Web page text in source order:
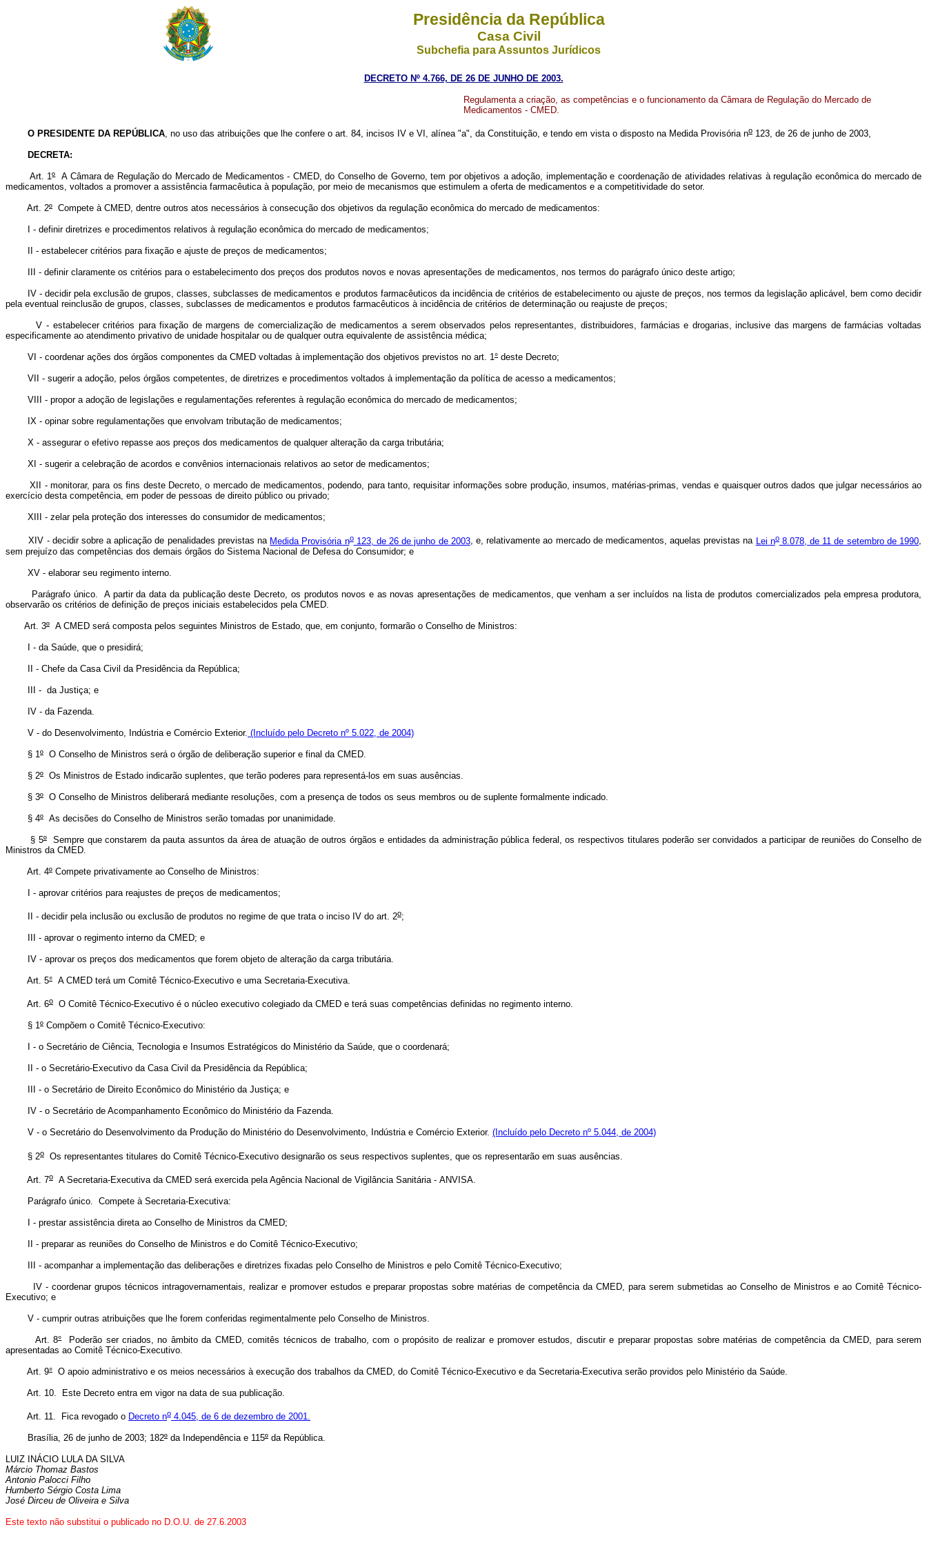
Presidência da República
Casa Civil
Subchefia para Assuntos Jurídicos
DECRETO Nº 4.766, DE 26 DE JUNHO DE 2003.
Regulamenta a criação, as competências e o funcionamento da Câmara de Regulação do Mercado de
Medicamentos - CMED.
O PRESIDENTE DA REPÚBLICA, no uso das atribuições que lhe confere o art. 84, incisos IV e VI, alínea "a", da Constituição, e tendo em vista o disposto na Medida Provisória no 123, de 26 de junho de 2003,
DECRETA:
Art. 1ºA Câmara de Regulação do Mercado de Medicamentos - CMED, do Conselho de Governo, tem por objetivos a adoção, implementação e coordenação de atividades relativas à regulação econômica do mercado de
medicamentos, voltados a promover a assistência farmacêutica à população, por meio de mecanismos que estimulem a oferta de medicamentos e a competitividade do setor.
Art. 2º Compete à CMED, dentre outros atos necessários à consecução dos objetivos da regulação econômica do mercado de medicamentos:
I - definir diretrizes e procedimentos relativos à regulação econômica do mercado de medicamentos;
II - estabelecer critérios para fixação e ajuste de preços de medicamentos;
III - definir claramente os critérios para o estabelecimento dos preços dos produtos novos e novas apresentações de medicamentos, nos termos do parágrafo único deste artigo;
IV - decidir pela exclusão de grupos, classes, subclasses de medicamentos e produtos farmacêuticos da incidência de critérios de estabelecimento ou ajuste de preços, nos termos da legislação aplicável, bem como decidir
pela eventual reinclusão de grupos, classes, subclasses de medicamentos e produtos farmacêuticos à incidência de critérios de determinação ou reajuste de preços;
V - estabelecer critérios para fixação de margens de comercialização de medicamentos a serem observados pelos representantes, distribuidores, farmácias e drogarias, inclusive das margens de farmácias voltadas
especificamente ao atendimento privativo de unidade hospitalar ou de qualquer outra equivalente de assistência médica;
VI - coordenar ações dos órgãos componentes da CMED voltadas à implementação dos objetivos previstos no art. 1° deste Decreto;
VII - sugerir a adoção, pelos órgãos competentes, de diretrizes e procedimentos voltados à implementação da política de acesso a medicamentos;
VIII - propor a adoção de legislações e regulamentações referentes à regulação econômica do mercado de medicamentos;
IX - opinar sobre regulamentações que envolvam tributação de medicamentos;
X - assegurar o efetivo repasse aos preços dos medicamentos de qualquer alteração da carga tributária;
XI - sugerir a celebração de acordos e convênios internacionais relativos ao setor de medicamentos;
XII - monitorar, para os fins deste Decreto, o mercado de medicamentos, podendo, para tanto, requisitar informações sobre produção, insumos, matérias-primas, vendas e quaisquer outros dados que julgar necessários ao
exercício desta competência, em poder de pessoas de direito público ou privado;
XIII - zelar pela proteção dos interesses do consumidor de medicamentos;
XIV - decidir sobre a aplicação de penalidades previstas na Medida Provisória no123, de 26 de junho de 2003, e, relativamente ao mercado de medicamentos, aquelas previstas na Lei no8.078, de 11 de setembro de 1990,
sem prejuízo das competências dos demais órgãos do Sistema Nacional de Defesa do Consumidor; e
XV - elaborar seu regimento interno.
Parágrafo único. A partir da data da publicação deste Decreto, os produtos novos e as novas apresentações de medicamentos, que venham a ser incluídos na lista de produtos comercializados pela empresa produtora,
observarão os critérios de definição de preços iniciais estabelecidos pela CMED.
Art. 3º A CMED será composta pelos seguintes Ministros de Estado, que, em conjunto, formarão o Conselho de Ministros:
I - da Saúde, que o presidirá;
II - Chefe da Casa Civil da Presidência da República;
III - da Justiça; e
IV - da Fazenda.
V - do Desenvolvimento, Indústria e Comércio Exterior. (Incluído pelo Decreto nº 5.022, de 2004)
§ 1º O Conselho de Ministros será o órgão de deliberação superior e final da CMED.
§ 2º Os Ministros de Estado indicarão suplentes, que terão poderes para representá-los em suas ausências.
§ 3º O Conselho de Ministros deliberará mediante resoluções, com a presença de todos os seus membros ou de suplente formalmente indicado.
§ 4º As decisões do Conselho de Ministros serão tomadas por unanimidade.
§ 5ºSempre que constarem da pauta assuntos da área de atuação de outros órgãos e entidades da administração pública federal, os respectivos titulares poderão ser convidados a participar de reuniões do Conselho de
Ministros da CMED.
Art. 4º Compete privativamente ao Conselho de Ministros:
I - aprovar critérios para reajustes de preços de medicamentos;
II - decidir pela inclusão ou exclusão de produtos no regime de que trata o inciso IV do art. 2o;
III - aprovar o regimento interno da CMED; e
IV - aprovar os preços dos medicamentos que forem objeto de alteração da carga tributária.
Art. 5° A CMED terá um Comitê Técnico-Executivo e uma Secretaria-Executiva.
Art. 6o O Comitê Técnico-Executivo é o núcleo executivo colegiado da CMED e terá suas competências definidas no regimento interno.
§ 1º Compõem o Comitê Técnico-Executivo:
I - o Secretário de Ciência, Tecnologia e Insumos Estratégicos do Ministério da Saúde, que o coordenará;
II - o Secretário-Executivo da Casa Civil da Presidência da República;
III - o Secretário de Direito Econômico do Ministério da Justiça; e
IV - o Secretário de Acompanhamento Econômico do Ministério da Fazenda.
V - o Secretário do Desenvolvimento da Produção do Ministério do Desenvolvimento, Indústria e Comércio Exterior. (Incluído pelo Decreto nº 5.044, de 2004)
§ 2o Os representantes titulares do Comitê Técnico-Executivo designarão os seus respectivos suplentes, que os representarão em suas ausências.
Art. 7o A Secretaria-Executiva da CMED será exercida pela Agência Nacional de Vigilância Sanitária - ANVISA.
Parágrafo único. Compete à Secretaria-Executiva:
I - prestar assistência direta ao Conselho de Ministros da CMED;
II - preparar as reuniões do Conselho de Ministros e do Comitê Técnico-Executivo;
III - acompanhar a implementação das deliberações e diretrizes fixadas pelo Conselho de Ministros e pelo Comitê Técnico-Executivo;
IV - coordenar grupos técnicos intragovernamentais, realizar e promover estudos e preparar propostas sobre matérias de competência da CMED, para serem submetidas ao Conselho de Ministros e ao Comitê Técnico-
Executivo; e
V - cumprir outras atribuições que lhe forem conferidas regimentalmente pelo Conselho de Ministros.
Art. 8°Poderão ser criados, no âmbito da CMED, comitês técnicos de trabalho, com o propósito de realizar e promover estudos, discutir e preparar propostas sobre matérias de competência da CMED, para serem
apresentadas ao Comitê Técnico-Executivo.
Art. 9° O apoio administrativo e os meios necessários à execução dos trabalhos da CMED, do Comitê Técnico-Executivo e da Secretaria-Executiva serão providos pelo Ministério da Saúde.
Art. 10. Este Decreto entra em vigor na data de sua publicação.
Art. 11. Fica revogado o Decreto no 4.045, de 6 de dezembro de 2001.
Brasília, 26 de junho de 2003; 182º da Independência e 115º da República.
LUIZ INÁCIO LULA DA SILVA
Márcio Thomaz Bastos
Antonio Palocci Filho
Humberto Sérgio Costa Lima
José Dirceu de Oliveira e Silva
Este texto não substitui o publicado no D.O.U. de 27.6.2003